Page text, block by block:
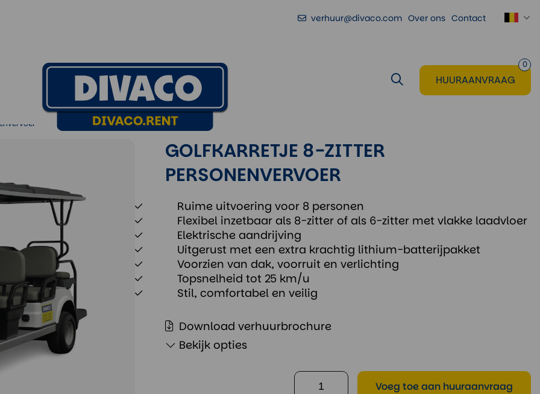
verhuur@divaco.com Over ons Contact
0
HUURAANVRAAG
GOLFKARRETJE 8-ZITTER
PERSONENVERVOER
Ruime uitvoering voor 8 personen
Flexibel inzetbaar als 8-zitter of als 6-zitter met vlakke laadvloer
Elektrische aandrijving
Uitgerust met een extra krachtig lithium-batterijpakket
Voorzien van dak, voorruit en verlichting
Topsnelheid tot 25 km/u
Stil, comfortabel en veilig
Download verhuurbrochure
Bekijk opties
Voeg toe aan huuraanvraag